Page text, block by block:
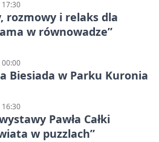
rozmowy i relaks dla
w równowadze”
Biesiada w Parku Kuronia
Pawła Całki
w puzzlach”